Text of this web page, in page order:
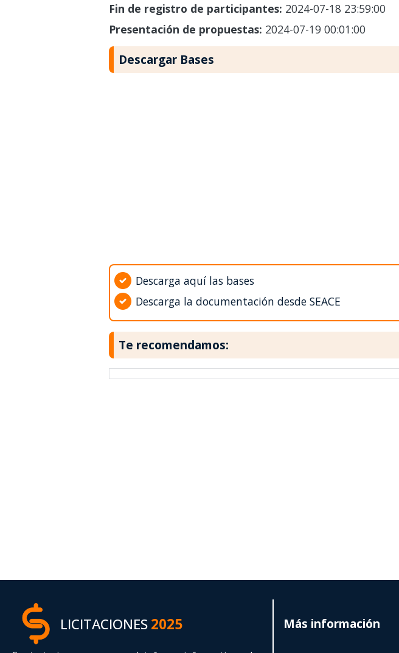
Fin de registro de participantes: 2024-07-18 23:59:00
Presentación de propuestas: 2024-07-19 00:01:00
Descargar Bases
Descarga aquí las bases
Descarga la documentación desde SEACE
Te recomendamos:
LICITACIONES2025 Más información